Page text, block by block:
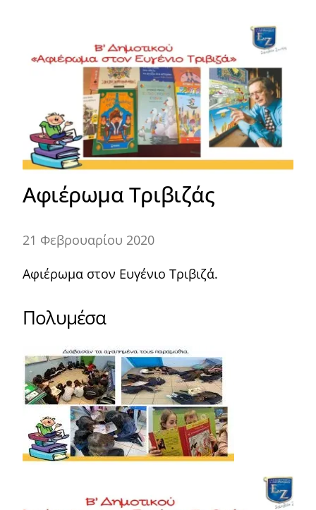
Αφιέρωμα Τριβιζάς
21 Φεβρουαρίου 2020
Αφιέρωμα στον Ευγένιο Τριβιζά.
Πολυμέσα